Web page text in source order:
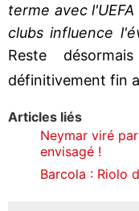
terme avec
clubs influence
Reste
définitivement fin
Articles liés
Neymar viré
envisagé !
Barcola : Riolo